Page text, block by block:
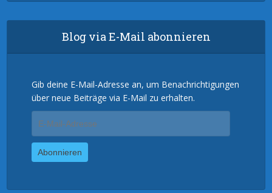
Blog via E-Mail abonnieren
Gib deine E-Mail-Adresse an, um Benachrichtigungen
über neue Beiträge via E-Mail zu erhalten.
Mail-
Adresse
Abonnieren